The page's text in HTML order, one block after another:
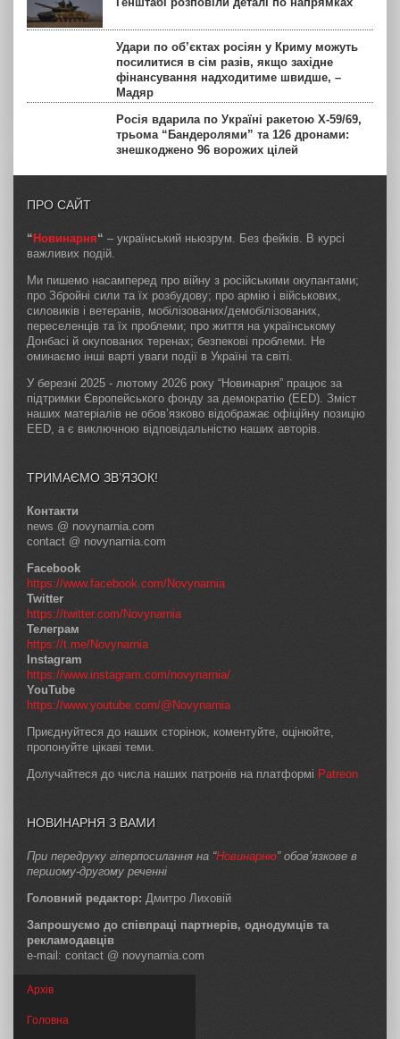
Удари по об’єктах росіян у Криму можуть
посилитися в сім разів, якщо західне
фінансування надходитиме швидше, –
Мадяр
Росія вдарила по Україні ракетою Х-59/69,
трьома “Бандеролями” та 126 дронами:
знешкоджено 96 ворожих цілей
ПРО САЙТ
“ Новинарня“ – український ньюзрум. Без фейків. В курсі
важливих подій.
Ми пишемо насамперед про війну з російськими окупантами;
про Збройні сили та їх розбудову; про армію і військових,
силовиків і ветеранів, мобілізованих/демобілізованих,
переселенців та їх проблеми; про життя на українському
Донбасі й окупованих теренах; безпекові проблеми. Не
оминаємо інші варті уваги події в Україні та світі.
У березні 2025 - лютому 2026 року “Новинарня” працює за
підтримки Європейського фонду за демократію (EED). Зміст
наших матеріалів не обов’язково відображає офіційну позицію
EED, а є виключною відповідальністю наших авторів.
ТРИМАЄМО ЗВ’ЯЗОК!
Контакти
news @ novynarnia.com
contact @ novynarnia.com
Facebook
https://www.facebook.com/Novynarnia
Twitter
https://twitter.com/Novynarnia
Телеграм
https://t.me/Novynarnia
Instagram
https://www.instagram.com/novynarnia/
YouTube
https://www.youtube.com/@Novynarnia
Приєднуйтеся до наших сторінок, коментуйте, оцінюйте,
пропонуйте цікаві теми.
Долучайтеся до числа наших патронів на платформі Patreon
НОВИНАРНЯ З ВАМИ
При передруку гіперпосилання на “Новинарню” обов’язкове в
першому-другому реченні
Головний редактор: Дмитро Лиховій
Запрошуємо до співпраці партнерів, однодумців та
рекламодавців
e-mail: contact @ novynarnia.com
Архів
Головна